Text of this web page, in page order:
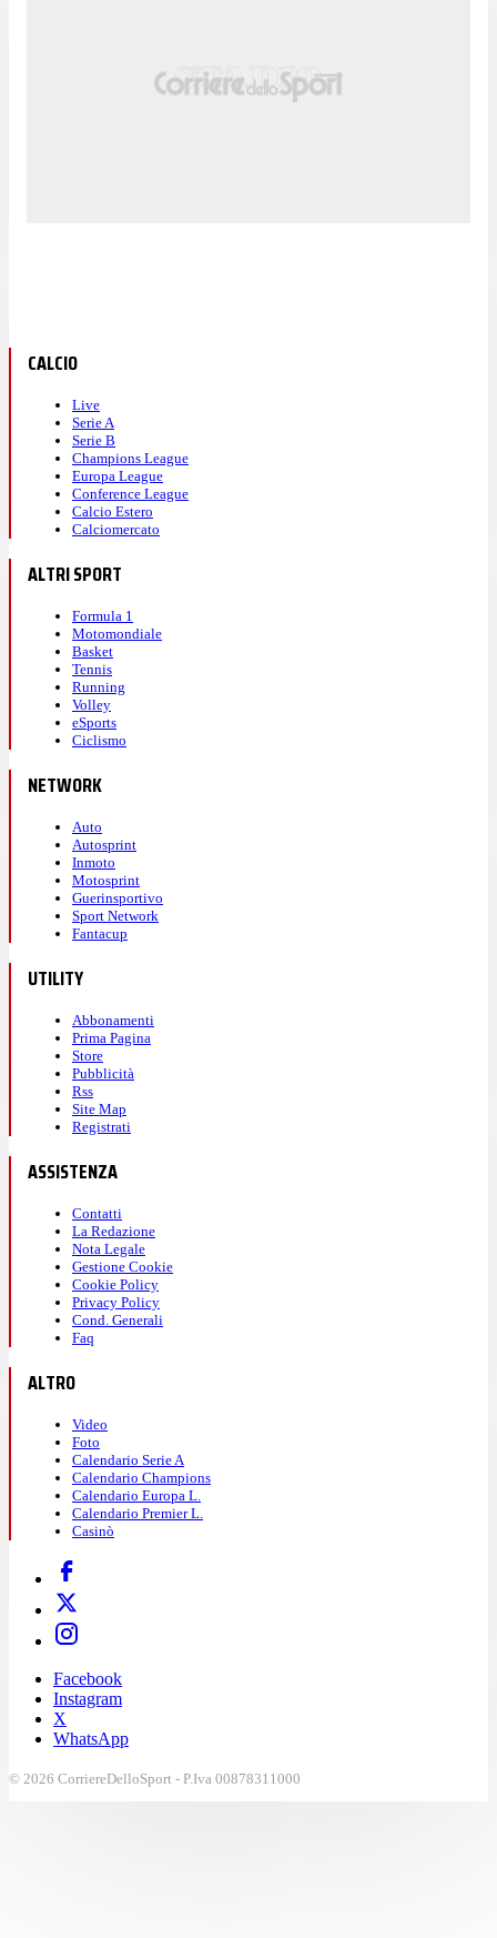
CALCIO
Live
Serie A
Serie B
Champions League
Europa League
Conference League
Calcio Estero
Calciomercato
ALTRI SPORT
Formula 1
Motomondiale
Basket
Tennis
Running
Volley
eSports
Ciclismo
NETWORK
Auto
Autosprint
Inmoto
Motosprint
Guerinsportivo
Sport Network
Fantacup
UTILITY
Abbonamenti
Prima Pagina
Store
Pubblicità
Rss
Site Map
Registrati
ASSISTENZA
Contatti
La Redazione
Nota Legale
Gestione Cookie
Cookie Policy
Privacy Policy
Cond. Generali
Faq
ALTRO
Video
Foto
Calendario Serie A
Calendario Champions
Calendario Europa L.
Calendario Premier L.
Casinò
Facebook
Instagram
X
WhatsApp
© 2026 CorriereDelloSport - P.Iva 00878311000